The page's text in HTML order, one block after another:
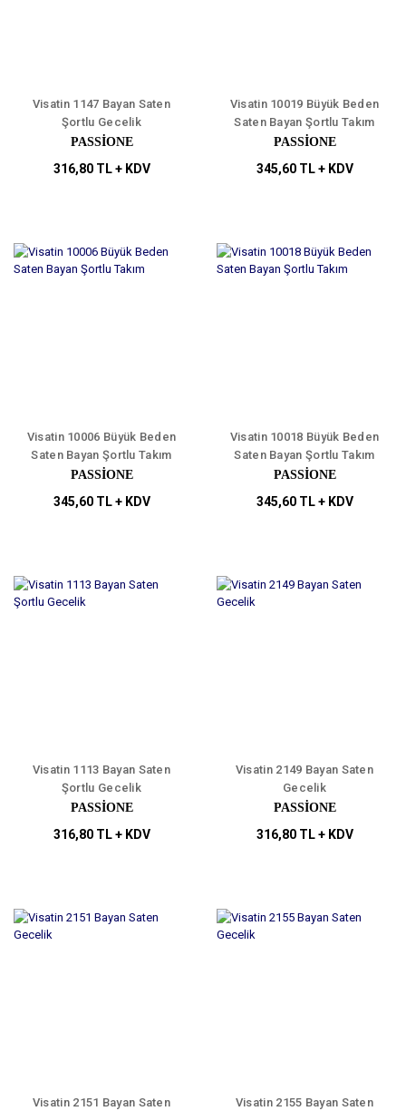
Visatin 1147 Bayan Saten
Şortlu Gecelik
PASSİONE
316,80 TL + KDV
Visatin 10019 Büyük Beden
Saten Bayan Şortlu Takım
PASSİONE
345,60 TL + KDV
Visatin 10006 Büyük Beden
Saten Bayan Şortlu Takım
PASSİONE
345,60 TL + KDV
Visatin 10018 Büyük Beden
Saten Bayan Şortlu Takım
PASSİONE
345,60 TL + KDV
Visatin 1113 Bayan Saten
Şortlu Gecelik
PASSİONE
316,80 TL + KDV
Visatin 2149 Bayan Saten
Gecelik
PASSİONE
316,80 TL + KDV
Visatin 2151 Bayan Saten
Visatin 2155 Bayan Saten